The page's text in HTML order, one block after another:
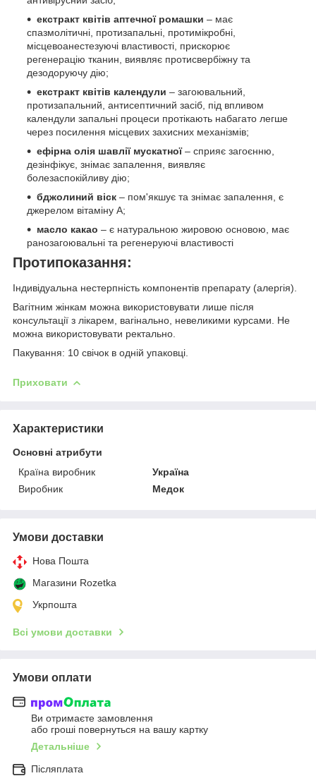
екстракт квітів аптечної ромашки – має
спазмолітичні, протизапальні, протимікробні,
місцевоанестезуючі властивості, прискорює
регенерацію тканин, виявляє протисвербіжну та
дезодоруючу дію;
екстракт квітів календули – загоювальний,
протизапальний, антисептичний засіб, під впливом
календули запальні процеси протікають набагато легше
через посилення місцевих захисних механізмів;
ефірна олія шавлії мускатної– сприяє загоєнню,
дезінфікує, знімає запалення, виявляє
болезаспокійливу дію;
бджолиний віск – пом'якшує та знімає запалення, є
джерелом вітаміну А;
масло какао – є натуральною жировою основою, має
ранозагоювальні та регенеруючі властивості
Протипоказання:
Індивідуальна нестерпність компонентів препарату (алергія).
Вагітним жінкам можна використовувати лише після
консультації з лікарем, вагінально, невеликими курсами. Не
можна використовувати ректально.
Пакування: 10 свічок в одній упаковці.
Приховати
Характеристики
Основні атрибути
Країна виробник
Україна
Виробник
Медок
Умови доставки
Нова Пошта
Магазини Rozetka
Укрпошта
Всі умови доставки
Умови оплати
Ви отримаєте замовлення
або гроші повернуться на вашу картку
Детальніше
Післяплата